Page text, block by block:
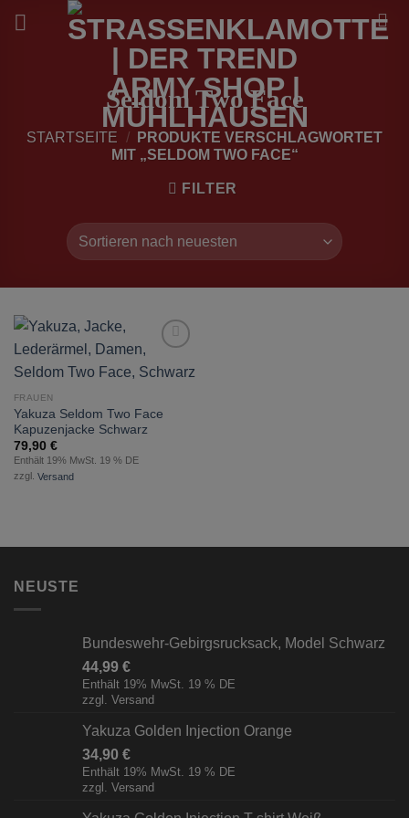
Inhalt
Seldom Two Face
STARTSEITE /
PRODUKTE VERSCHLAGWORTET
MIT „SELDOM TWO FACE“
FILTER
Wunschliste
FRAUEN
Yakuza Seldom Two Face
Kapuzenjacke Schwarz
79,90 €
Enthält 19% MwSt. 19 % DE
zzgl. Versand
NEUSTE
Bundeswehr-Gebirgsrucksack, Model Schwarz
44,99 €
Enthält 19% MwSt. 19 % DE
zzgl. Versand
Yakuza Golden Injection Orange
34,90 €
Enthält 19% MwSt. 19 % DE
zzgl. Versand